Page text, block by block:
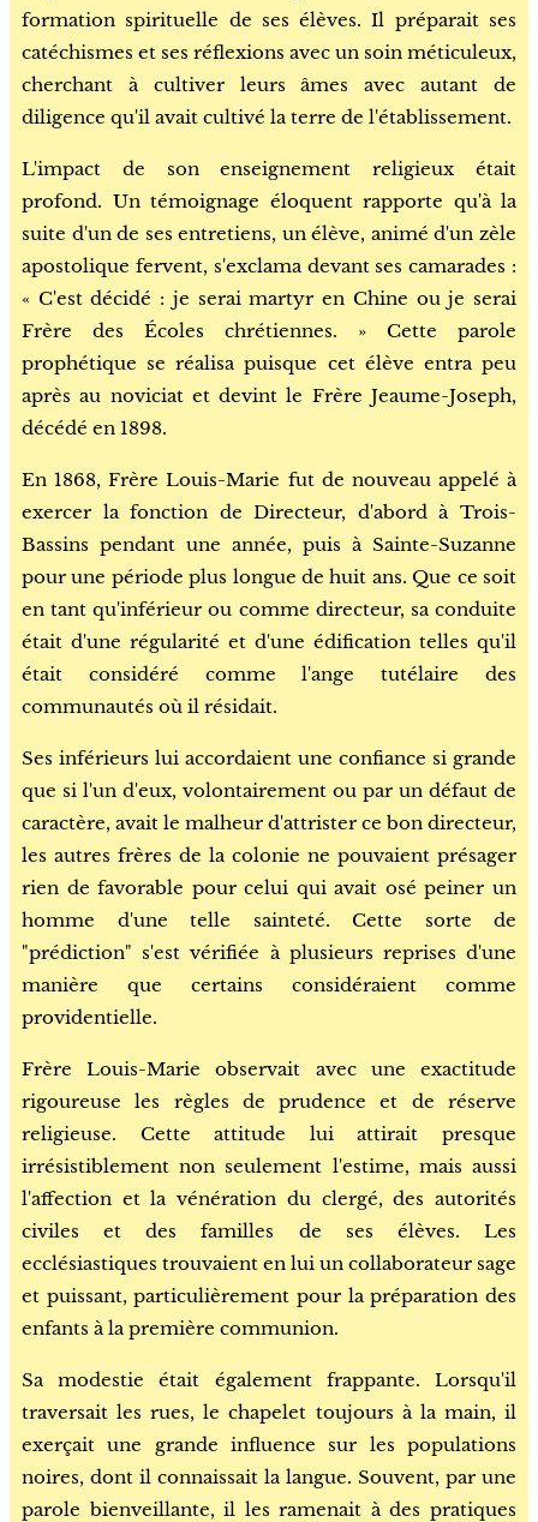
formation spirituelle de ses élèves. Il préparait ses
catéchismes et ses réflexions avec un soin méticuleux,
cherchant à cultiver leurs âmes avec autant de
diligence qu'il avait cultivé la terre de l'établissement.
L'impact de son enseignement religieux était
profond. Un témoignage éloquent rapporte qu'à la
suite d'un de ses entretiens, un élève, animé d'un zèle
apostolique fervent, s'exclama devant ses camarades :
« C'est décidé : je serai martyr en Chine ou je serai
Frère des Écoles chrétiennes. » Cette parole
prophétique se réalisa puisque cet élève entra peu
après au noviciat et devint le Frère Jeaume-Joseph,
décédé en 1898.
En 1868, Frère Louis-Marie fut de nouveau appelé à
exercer la fonction de Directeur, d'abord à Trois-
Bassins pendant une année, puis à Sainte-Suzanne
pour une période plus longue de huit ans. Que ce soit
en tant qu'inférieur ou comme directeur, sa conduite
était d'une régularité et d'une édification telles qu'il
était considéré comme l'ange tutélaire des
communautés où il résidait.
Ses inférieurs lui accordaient une confiance si grande
que si l'un d'eux, volontairement ou par un défaut de
caractère, avait le malheur d'attrister ce bon directeur,
les autres frères de la colonie ne pouvaient présager
rien de favorable pour celui qui avait osé peiner un
homme d'une telle sainteté. Cette sorte de
"prédiction" s'est vérifiée à plusieurs reprises d'une
manière que certains considéraient comme
providentielle.
Frère Louis-Marie observait avec une exactitude
rigoureuse les règles de prudence et de réserve
religieuse. Cette attitude lui attirait presque
irrésistiblement non seulement l'estime, mais aussi
l'affection et la vénération du clergé, des autorités
civiles et des familles de ses élèves. Les
ecclésiastiques trouvaient en lui un collaborateur sage
et puissant, particulièrement pour la préparation des
enfants à la première communion.
Sa modestie était également frappante. Lorsqu'il
traversait les rues, le chapelet toujours à la main, il
exerçait une grande influence sur les populations
noires, dont il connaissait la langue. Souvent, par une
parole bienveillante, il les ramenait à des pratiques